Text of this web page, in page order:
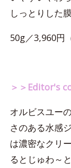
しっとりした
50g／3,960円
＞＞Editor's
オルビスユー
さのある水感
は濃密なクリ
るとじゅわ～